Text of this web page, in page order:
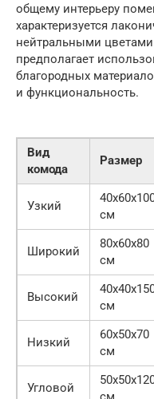
общему интерьеру
характеризуется
нейтральными
предполагает
благородных
и функциональность.
Вид
комода
Размер
Узкий
см
Широкий
80x60x80
см
Высокий
см
Низкий
60x50x70
см
Угловой